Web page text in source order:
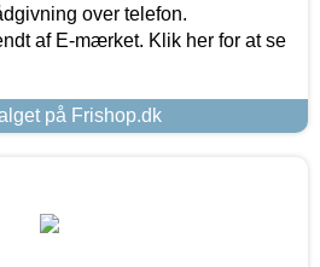
over telefon.
af E-mærket. Klik her for at se
på Frishop.dk